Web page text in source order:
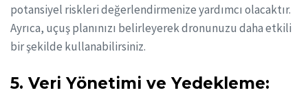
potansiyel riskleri değerlendirmenize yardımcı olacaktır.
Ayrıca, uçuş planınızı belirleyerek dronunuzu daha etkili
bir şekilde kullanabilirsiniz.
5. Veri Yönetimi ve Yedekleme: